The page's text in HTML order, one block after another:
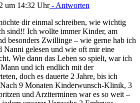
um 14:32 Uhr- Antworten
dir einmal schreiben, wie wichtig
sind!! Ich wollte immer Kinder, am
besonders Zwillinge – wie gerne hab ich
Nanni gelesen und wie oft mir eine
Wie dann das Leben so spielt, war ich
und ich endlich mit der
doch es dauerte 2 Jahre, bis ich
9 Monaten Kinderwunsch-Klinik, 3
und Arztterminen war es so weit –